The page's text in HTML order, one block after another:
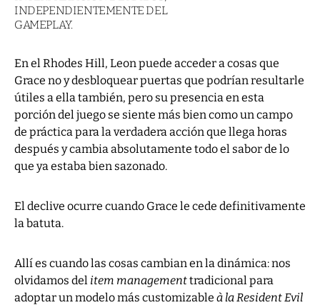
INDEPENDIENTEMENTE DEL
GAMEPLAY.
En el Rhodes Hill, Leon puede acceder a cosas que
Grace no y desbloquear puertas que podrían resultarle
útiles a ella también, pero su presencia en esta
porción del juego se siente más bien como un campo
de práctica para la verdadera acción que llega horas
después y cambia absolutamente todo el sabor de lo
que ya estaba bien sazonado.
El declive ocurre cuando Grace le cede definitivamente
la batuta.
Allí es cuando las cosas cambian en la dinámica: nos
olvidamos del item managementtradicional para
adoptar un modelo más customizable à laResident Evil